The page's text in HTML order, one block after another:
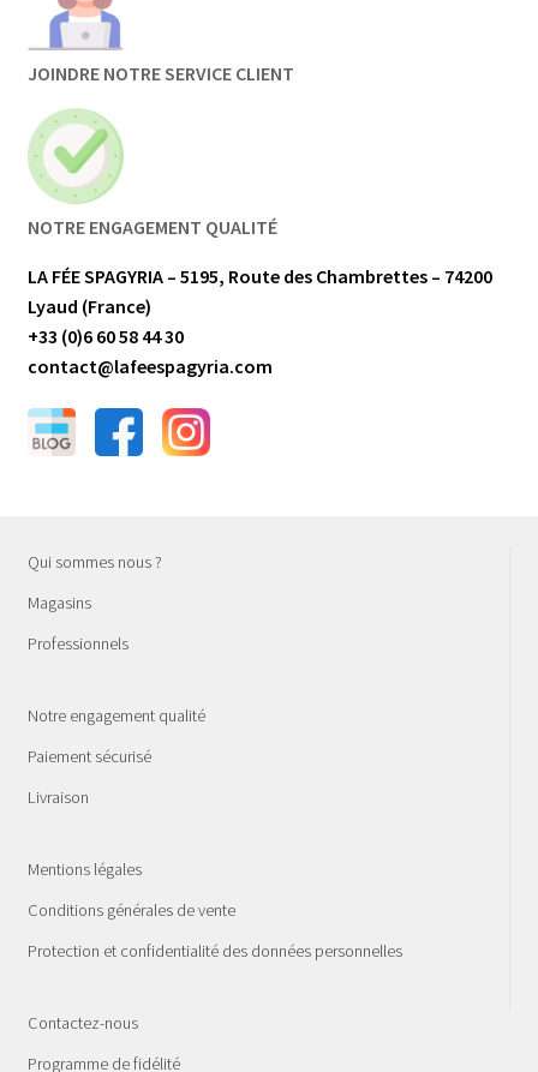
JOINDRE NOTRE SERVICE CLIENT
NOTRE ENGAGEMENT QUALITÉ
LA FÉE SPAGYRIA – 5195, Route des Chambrettes – 74200
Lyaud (France)
+33 (0)6 60 58 44 30
contact@lafeespagyria.com
Qui sommes nous ?
Magasins
Professionnels
Notre engagement qualité
Paiement sécurisé
Livraison
Mentions légales
Conditions générales de vente
Protection et confidentialité des données personnelles
Contactez-nous
Programme de fidélité